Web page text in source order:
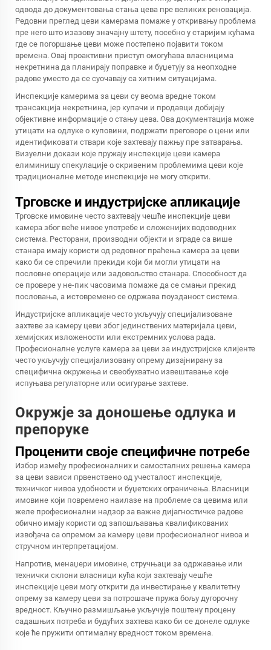
одвода до документовања стања цева пре великих реновација.
Редовни преглед цеви камерама помаже у откривању проблема
пре него што изазову значајну штету, посебно у старијим кућама
где се погоршање цеви може постепено појавити током
времена. Овај проактивни приступ омогућава власницима
некретнина да планирају поправке и буџетују за неопходне
радове уместо да се суочавају са хитним ситуацијама.
Инспекције камерима за цеви су веома вредне током
трансакција некретнина, јер купачи и продавци добијају
објективне информације о стању цева. Ова документација може
утицати на одлуке о куповини, подржати преговоре о цени или
идентификовати ствари које захтевају пажњу пре затварања.
Визуелни докази које пружају инспекције цеви камера
елиминишу спекулације о скривеним проблемима цеви које
традиционалне методе инспекције не могу открити.
Трговске и индустријске апликације
Трговске имовине често захтевају чешће инспекције цеви
камера због веће нивое употребе и сложенијих водоводних
система. Ресторани, производни објекти и зграде са више
станара имају користи од редовног праћења камера за цеви
како би се спречили прекиди који би могли утицати на
пословне операције или задовољство станара. Способност да
се провере у не-пик часовима помаже да се смањи прекид
пословања, а истовремено се одржава поузданост система.
Индустријске апликације често укључују специјализоване
захтеве за камеру цеви због јединствених материјала цеви,
хемијских изложености или екстремних услова рада.
Професионалне услуге камера за цеви за индустријске клијенте
често укључују специјализовану опрему дизајнирану за
специфична окружења и свеобухватно извештавање које
испуњава регулаторне или осигурање захтеве.
Окружје за доношење одлука и
препоруке
Проценити своје специфичне потребе
Избор између професионалних и самосталних решења камера
за цеви зависи првенствено од учесталост инспекције,
техничког нивоа удобности и буџетских ограничења. Власници
имовине који повремено наилазе на проблеме са цевима или
желе професионални надзор за важне дијагностичке радове
обично имају користи од запошљавања квалификованих
извођача са опремом за камеру цеви професионалног нивоа и
стручном интерпретацијом.
Напротив, менаџери имовине, стручњаци за одржавање или
технички склони власници кућа који захтевају чешће
инспекције цеви могу открити да инвестирање у квалитетну
опрему за камеру цеви за потрошаче пружа бољу дугорочну
вредност. Кључно размишљање укључује поштену процену
садашњих потреба и будућих захтева како би се донеле одлуке
које ће пружити оптималну вредност током времена.